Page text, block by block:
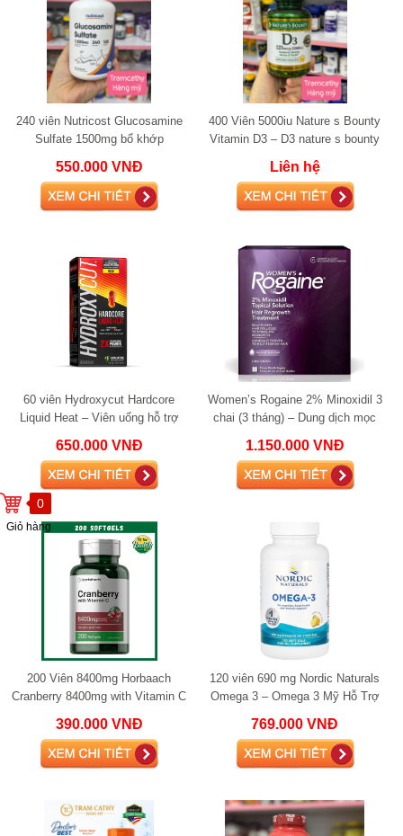
0
Giỏ hàng
240 viên Nutricost Glucosamine
Sulfate 1500mg bổ khớp
550.000 VNĐ
400 Viên 5000iu Nature s Bounty
Vitamin D3 – D3 nature s bounty
5000
Liên hệ
60 viên Hydroxycut Hardcore
Liquid Heat – Viên uống hỗ trợ
mỡ
650.000 VNĐ
Women’s Rogaine 2% Minoxidil 3
chai (3 tháng) – Dung dịch mọc
thíc
1.150.000 VNĐ
200 Viên 8400mg Horbaach
Cranberry 8400mg with Vitamin C
viêm nhiễ
390.000 VNĐ
120 viên 690 mg Nordic Naturals
Omega 3 – Omega 3 Mỹ Hỗ Trợ
769.000 VNĐ